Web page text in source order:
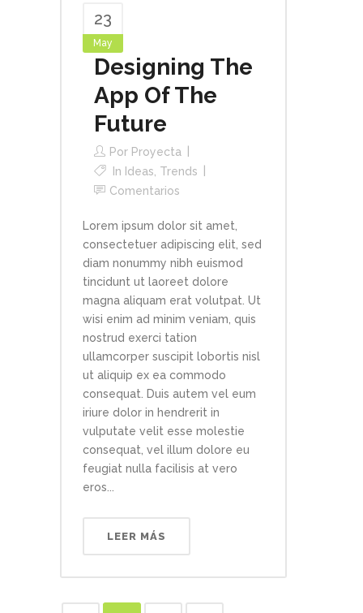
23
May
Designing The
App Of The
Future
Por Proyecta
In Ideas Trends
Comentarios
Lorem ipsum dolor sit amet,
consectetuer adipiscing elit, sed
diam nonummy nibh euismod
tincidunt ut laoreet dolore
magna aliquam erat volutpat. Ut
wisi enim ad minim veniam, quis
nostrud exerci tation
ullamcorper suscipit lobortis nisl
ut aliquip ex ea commodo
consequat. Duis autem vel eum
iriure dolor in hendrerit in
vulputate velit esse molestie
consequat, vel illum dolore eu
feugiat nulla facilisis at vero
eros...
LEER MÁS